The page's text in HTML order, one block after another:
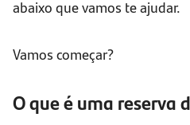
abaixo que vamos te ajudar.
Vamos começar?
O que é uma reserva